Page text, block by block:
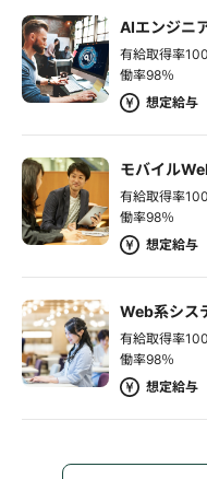
AIエンジニ
有給取得率
働率98％
想定給与
モバイル
有給取得率
働率98％
想定給与
Web系シス
有給取得率
働率98％
想定給与